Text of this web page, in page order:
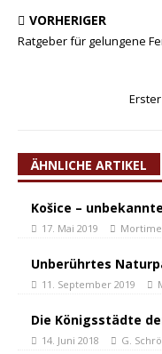
VORHERIGER
Ratgeber für gelungene
ÄHNLICHE ARTIKEL
Košice –
17. Mai 2019
Unberührtes
11. September 2019
Die Königsstädte
14. Juni 2018 G.